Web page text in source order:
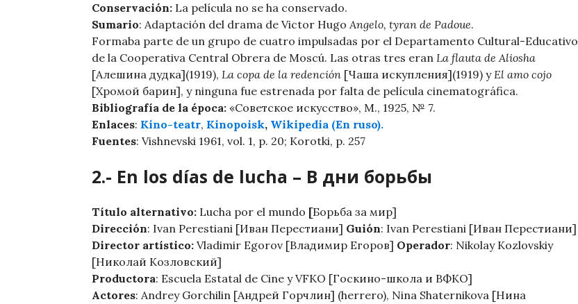
Conservación: La película no se ha conservado.
Sumario: Adaptación del drama de Victor HugoAngelo, tyran de Padoue.
Formaba parte de un grupo de cuatro impulsadas por el Departamento Cultural-Educativo
de la Cooperativa Central Obrera de Moscú. Las otras tres eran La flauta de Aliosha
[Алешина дудка](1919), La copa de la redención [Чаша искупления](1919) yEl amo cojo
[Хромой барин], y ninguna fue estrenada por falta de película cinematográfica.
Bibliografía de la época: «Советское искусство», М., 1925, № 7.
Enlaces: Kino-teatr, Kinopoisk, Wikipedia (En ruso).
Fuentes: Vishnevski 1961, vol. 1, p. 20; Korotki, p. 257
2.- En los días de lucha – В дни борьбы
Título alternativo: Lucha por el mundo [Борьба за мир]
Dirección: Ivаn Perestiani [Иван Перестиани] Guión: Ivаn Perestiani [Иван Перестиани]
Director artístico: Vladimir Egorov [Владимир Егоров] Operador: Nikolay Kozlovskiy
[Николай Козловский]
Productora: Escuela Estatal de Cine y VFKO [Госкино-школа и ВФКО]
Actores: Andrey Gorchilin [Андрей Горчлин] (herrero), Nina Shaternikova [Нина